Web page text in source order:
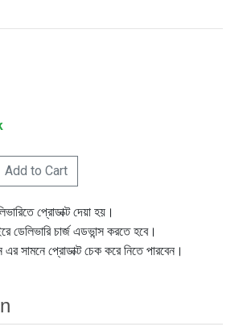
Add to Cart
প্রোডাক্ট দেয়া হয়।
ডেলিভারি চার্জ এডভান্স করতে হবে।
এর সামনে প্রোডাক্ট চেক করে নিতে পারবেন।